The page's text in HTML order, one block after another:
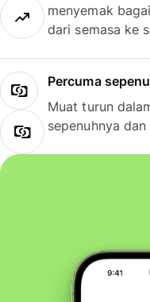
menyemak
dari semasa ke
Percuma
Muat turun
sepenuhnya